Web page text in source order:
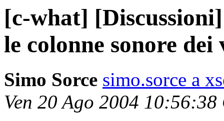
[c-what]
le colonne sonore dei
Simo Sorce simo.sorce a
Ven 20 Ago 2004 10:56:38